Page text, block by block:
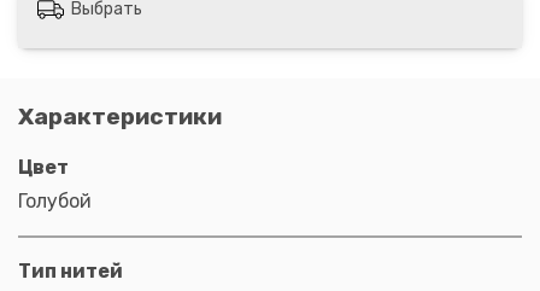
Выбрать
Характеристики
Цвет
Голубой
Тип нитей